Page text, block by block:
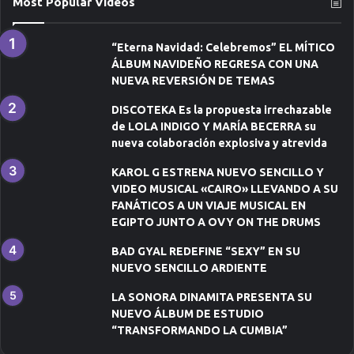
i
c
“Eterna Navidad: Celebremos” EL MÍTICO
ÁLBUM NAVIDEÑO REGRESA CON UNA
NUEVA REVERSIÓN DE TEMAS
DISCOTEKA Es la propuesta irrechazable
de LOLA INDIGO Y MARÍA BECERRA su
nueva colaboración explosiva y atrevida
KAROL G ESTRENA NUEVO SENCILLO Y
VIDEO MUSICAL «CAIRO» LLEVANDO A SU
FANÁTICOS A UN VIAJE MUSICAL EN
EGIPTO JUNTO A OVY ON THE DRUMS
BAD GYAL REDEFINE “SEXY” EN SU
NUEVO SENCILLO ARDIENTE
LA SONORA DINAMITA PRESENTA SU
NUEVO ÁLBUM DE ESTUDIO
“TRANSFORMANDO LA CUMBIA”